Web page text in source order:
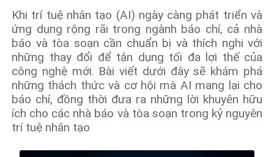
Khi trí tuệ nhân tạo (AI) ngày càng phát triển và
ứng dụng rộng rãi trong ngành báo chí, cả nhà
báo và tòa soạn cần chuẩn bị và thích nghi với
những thay đổi để tận dụng tối đa lợi thế của
công nghệ mới. Bài viết dưới đây sẽ khám phá
những thách thức và cơ hội mà AI mang lại cho
báo chí, đồng thời đưa ra những lời khuyên hữu
ích cho các nhà báo và tòa soạn trong kỷ nguyên
trí tuệ nhân tạo